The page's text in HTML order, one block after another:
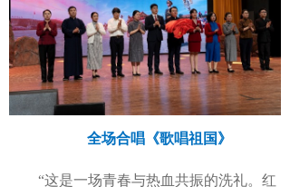
全场合唱《歌唱祖国》
“这是一场青春与热血共振的洗礼。红